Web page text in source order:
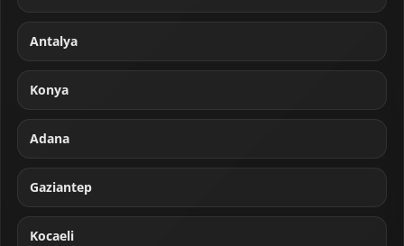
Antalya
Konya
Adana
Gaziantep
Kocaeli